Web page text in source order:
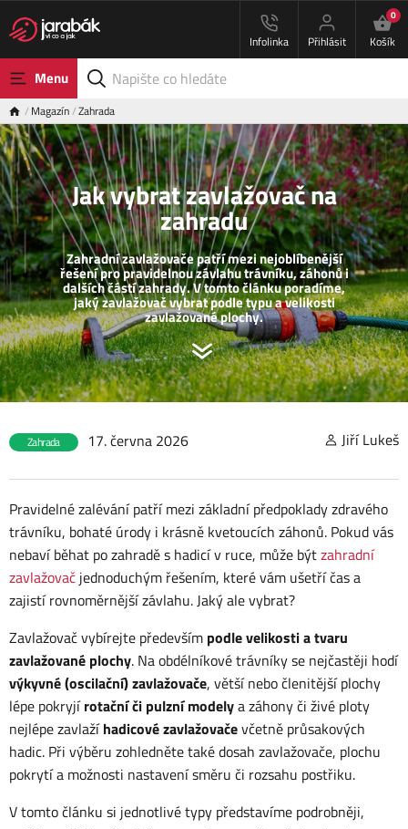
Infolinka Přihlásit
0
Košík
Menu
Magazín Zahrada
Jak vybrat zavlažovač na
zahradu
Zahradní zavlažovače patří mezi nejoblíbenější
řešení pro pravidelnou závlahu trávníku, záhonů i
dalších částí zahrady. V tomto článku poradíme,
jaký zavlažovač vybrat podle typu a velikosti
zavlažované plochy.
Zahrada 17. června 2026 Jiří Lukeš
Pravidelné zalévání patří mezi základní předpoklady zdravého
trávníku, bohaté úrody i krásně kvetoucích záhonů. Pokud vás
nebaví běhat po zahradě s hadicí v ruce, může býtzahradní
zavlažovač jednoduchým řešením, které vám ušetří čas a
zajistí rovnoměrnější závlahu. Jaký ale vybrat?
Zavlažovač vybírejte především podle velikosti a tvaru
zavlažované plochy. Na obdélníkové trávníky se nejčastěji hodí
výkyvné (oscilační) zavlažovače, větší nebo členitější plochy
lépe pokryjírotační či pulzní modelya záhony či živé ploty
nejlépe zavlažíhadicové zavlažovačevčetně průsakových
hadic. Při výběru zohledněte také dosah zavlažovače, plochu
pokrytí a možnosti nastavení směru či rozsahu postřiku.
V tomto článku si jednotlivé typy představíme podrobněji,